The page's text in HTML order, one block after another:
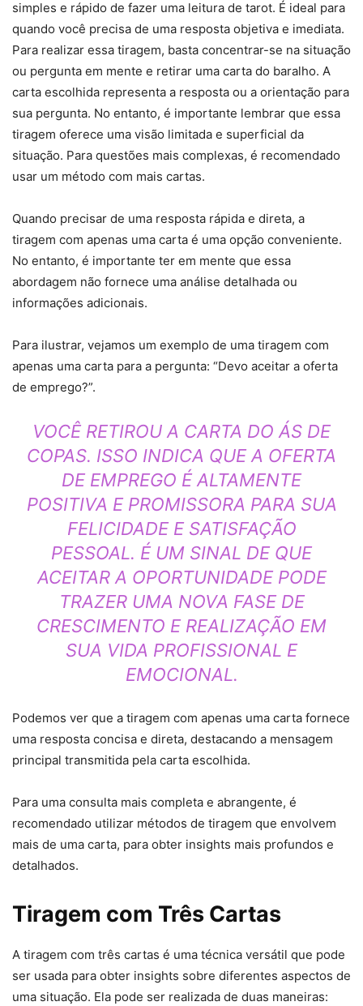
simples e rápido de fazer uma leitura de tarot. É ideal para
quando você precisa de uma resposta objetiva e imediata.
Para realizar essa tiragem, basta concentrar-se na situação
ou pergunta em mente e retirar uma carta do baralho. A
carta escolhida representa a resposta ou a orientação para
sua pergunta. No entanto, é importante lembrar que essa
tiragem oferece uma visão limitada e superficial da
situação. Para questões mais complexas, é recomendado
usar um método com mais cartas.
Quando precisar de uma resposta rápida e direta, a
tiragem com apenas uma carta é uma opção conveniente.
No entanto, é importante ter em mente que essa
abordagem não fornece uma análise detalhada ou
informações adicionais.
Para ilustrar, vejamos um exemplo de uma tiragem com
apenas uma carta para a pergunta: “Devo aceitar a oferta
de emprego?”.
VOCÊ RETIROU A CARTA DO ÁS DE
COPAS. ISSO INDICA QUE A OFERTA
DE EMPREGO É ALTAMENTE
POSITIVA E PROMISSORA PARA SUA
FELICIDADE E SATISFAÇÃO
PESSOAL. É UM SINAL DE QUE
ACEITAR A OPORTUNIDADE PODE
TRAZER UMA NOVA FASE DE
CRESCIMENTO E REALIZAÇÃO EM
SUA VIDA PROFISSIONAL E
EMOCIONAL.
Podemos ver que a tiragem com apenas uma carta fornece
uma resposta concisa e direta, destacando a mensagem
principal transmitida pela carta escolhida.
Para uma consulta mais completa e abrangente, é
recomendado utilizar métodos de tiragem que envolvem
mais de uma carta, para obter insights mais profundos e
detalhados.
Tiragem com Três Cartas
A tiragem com três cartas é uma técnica versátil que pode
ser usada para obter insights sobre diferentes aspectos de
uma situação. Ela pode ser realizada de duas maneiras: